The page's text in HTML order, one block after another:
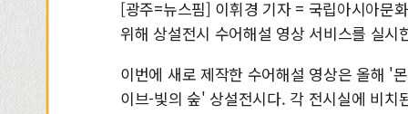
[광주=뉴스핌] 이휘경 기자 = 국립아시아문
위해 상설전시 수어해설 영상 서비스를 실시
이번에 새로 제작한 수어해설 영상은 올해 '
이브-빛의 숲' 상설전시다. 각 전시실에 비